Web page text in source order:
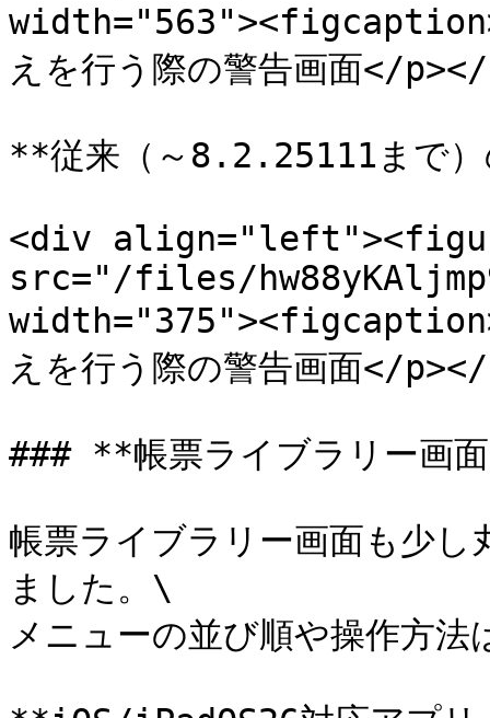
えを行う際の警告画面</
**従来（～8.2.25111まで
<div
src="/files/
えを行う際の警告画面</
### **帳票ライブラリー画
帳票ライブラリー画面も少
ました。\
メニューの並び順や操作方